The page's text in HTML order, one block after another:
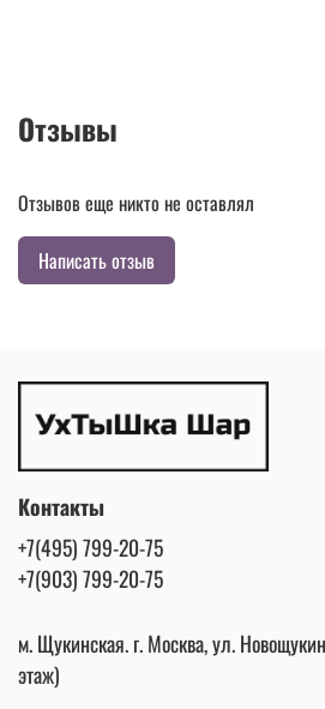
Отзывы
Отзывов еще никто не оставлял
Написать отзыв
Контакты
+7(495) 799-20-75
+7(903) 799-20-75
м. Щукинская. г. Москва, ул.
этаж)